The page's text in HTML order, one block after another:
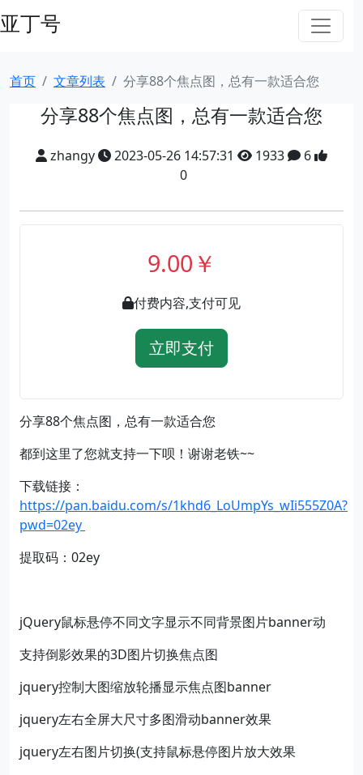
亚丁号
首页 文章列表 分享88个焦点图，总有一款适合您
分享88个焦点图，总有一款适合您
zhangy 2023-05-26 14:57:31 1933
6
0
9.00￥
付费内容,支付可见
立即支付
分享88个焦点图，总有一款适合您
都到这里了您就支持一下呗！谢谢老铁~~
下载链接：
https://pan.baidu.com/s/1khd6_LoUmpYs_wIi555Z0A?
pwd=02ey
提取码：02ey
jQuery鼠标悬停不同文字显示不同背景图片banner动
支持倒影效果的3D图片切换焦点图
jquery控制大图缩放轮播显示焦点图banner
jquery左右全屏大尺寸多图滑动banner效果
jquery左右图片切换(支持鼠标悬停图片放大效果